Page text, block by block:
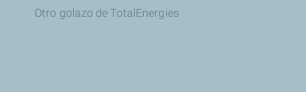
Otro golazo de TotalEnergies